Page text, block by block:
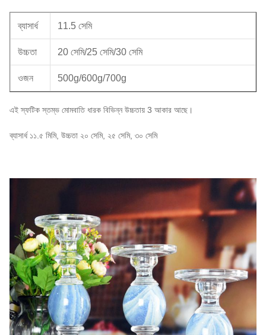
ব্যাসার্ধ 11.5 সেমি
উচ্চতা 20 সেমি/25 সেমি/30 সেমি
ওজন 500g/600g/700g
এই স্ফটিক স্তম্ভ মোমবাতি ধারক বিভিন্ন উচ্চতায় 3 আকার আছে।
ব্যাসার্ধ ১১.৫ মিমি, উচ্চতা ২০ সেমি, ২৫ সেমি, ৩০ সেমি